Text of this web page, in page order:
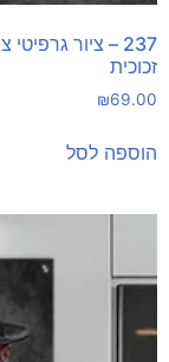
237 – ציור
זכוכית
₪69.00
הוספה לסל